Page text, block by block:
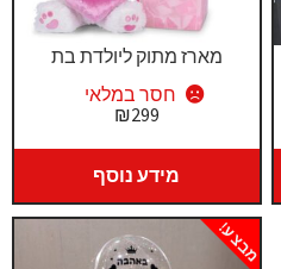
מארז מתוק ליולדת בת
חסר במלאי
₪299
מידע נוסף
מבצע!